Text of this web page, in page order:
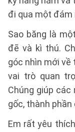
đi qua một đám
Sao băng là
đẽ và kì thú.
góc nhìn mới về
vai trò quan
Chúng giúp các
gốc, thành
Em rất yêu